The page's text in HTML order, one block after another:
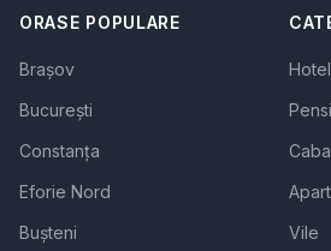
ORASE POPULARE
Brașov
București
Constanța
Eforie Nord
Bușteni
Vile